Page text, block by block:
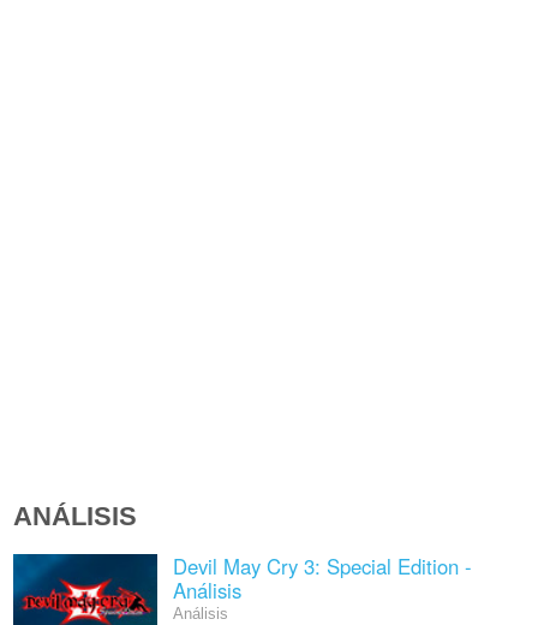
ANÁLISIS
Devil May Cry 3: Special Edition -
Análisis
Análisis